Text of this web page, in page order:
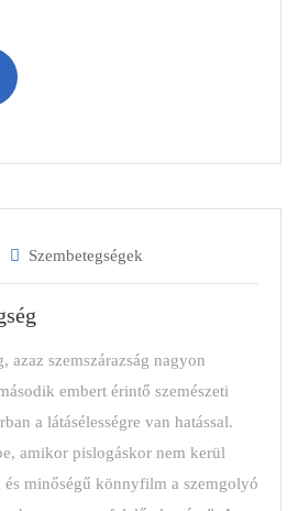
Szembetegségek
azaz szemszárazság nagyon
embert érintő szemészeti
a látásélességre van hatással.
amikor pislogáskor nem kerül
minőségű könnyfilm a szemgolyó